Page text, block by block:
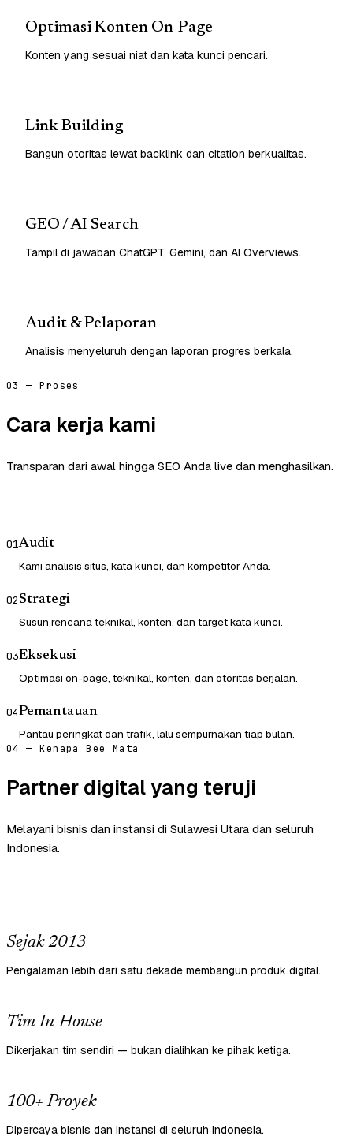
Optimasi Konten On-Page
Konten yang sesuai niat dan kata kunci pencari.
Link Building
Bangun otoritas lewat backlink dan citation berkualitas.
GEO / AI Search
Tampil di jawaban ChatGPT, Gemini, dan AI Overviews.
Audit & Pelaporan
Analisis menyeluruh dengan laporan progres berkala.
03 — Proses
Cara kerja kami
Transparan dari awal hingga SEO Anda live dan menghasilkan.
01Audit
Kami analisis situs, kata kunci, dan kompetitor Anda.
02Strategi
Susun rencana teknikal, konten, dan target kata kunci.
03Eksekusi
Optimasi on-page, teknikal, konten, dan otoritas berjalan.
04Pemantauan
Pantau peringkat dan trafik, lalu sempurnakan tiap bulan.
04 — Kenapa Bee Mata
Partner digital yang teruji
Melayani bisnis dan instansi di Sulawesi Utara dan seluruh
Indonesia.
Sejak 2013
Pengalaman lebih dari satu dekade membangun produk digital.
Tim In-House
Dikerjakan tim sendiri — bukan dialihkan ke pihak ketiga.
100+ Proyek
Dipercaya bisnis dan instansi di seluruh Indonesia.